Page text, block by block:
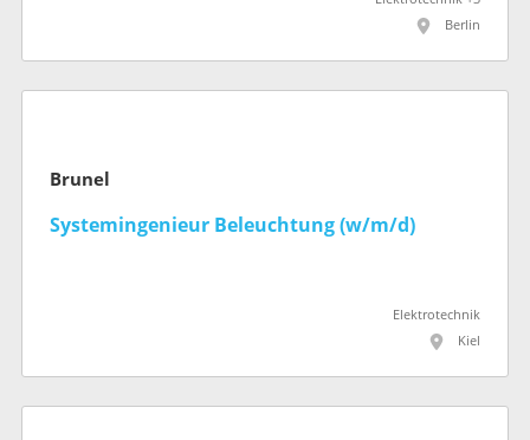
Berlin
Brunel
Systemingenieur Beleuchtung (w/m/d)
Elektrotechnik
Kiel